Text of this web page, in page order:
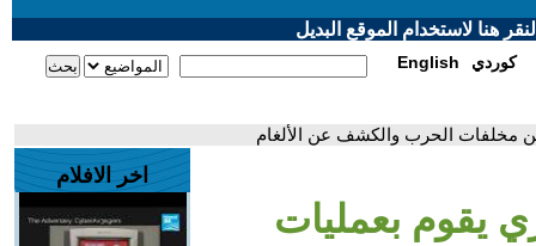
هنا لاستخدام الموقع البديل
English كوردي
مخلفات الحرب والكشف عن الألغام
يقوم بعمليات
اخر الافلام